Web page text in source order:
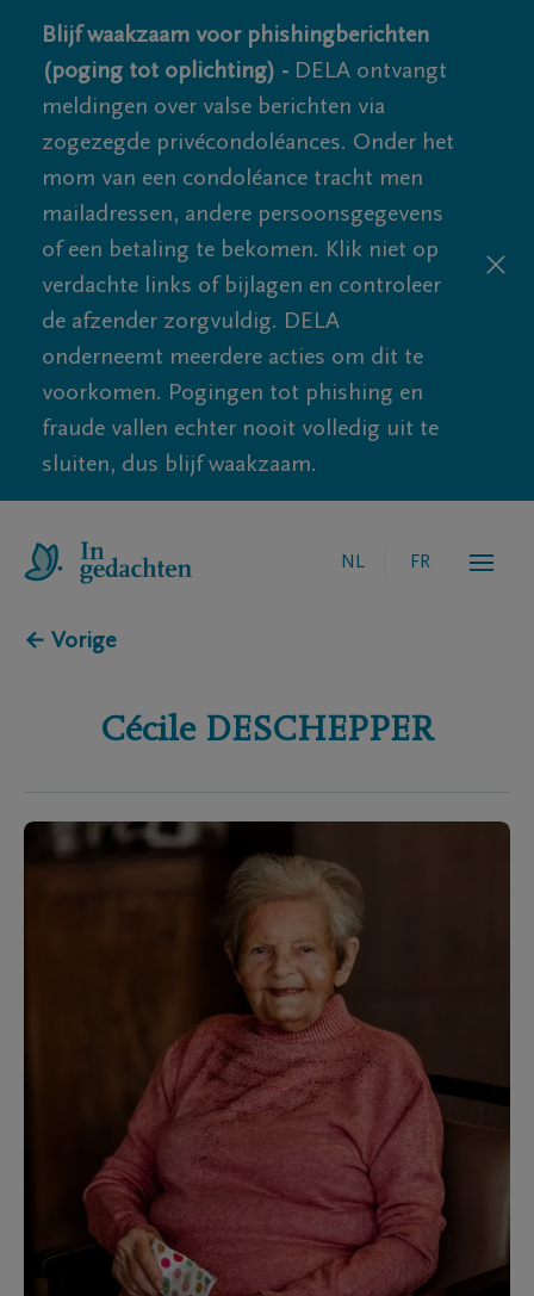
Blijf waakzaam voor phishingberichten
(poging tot oplichting) - DELA ontvangt
meldingen over valse berichten via
zogezegde privécondoléances. Onder het
mom van een condoléance tracht men
mailadressen, andere persoonsgegevens
of een betaling te bekomen. Klik niet op
verdachte links of bijlagen en controleer
de afzender zorgvuldig. DELA
onderneemt meerdere acties om dit te
voorkomen. Pogingen tot phishing en
fraude vallen echter nooit volledig uit te
sluiten, dus blijf waakzaam.
NL FR
← Vorige
Cécile DESCHEPPER